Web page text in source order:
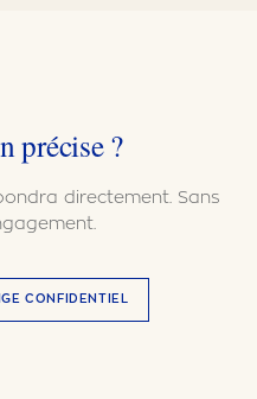
précise ?
directement. Sans
CONFIDENTIEL